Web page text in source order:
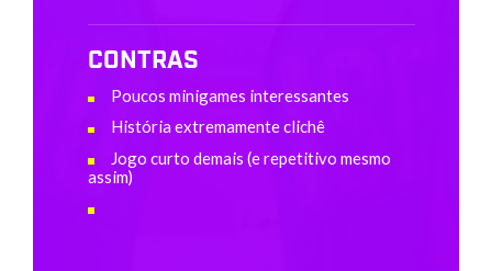
CONTRAS
Poucos minigames interessantes
História extremamente clichê
Jogo curto demais (e repetitivo mesmo
assim)